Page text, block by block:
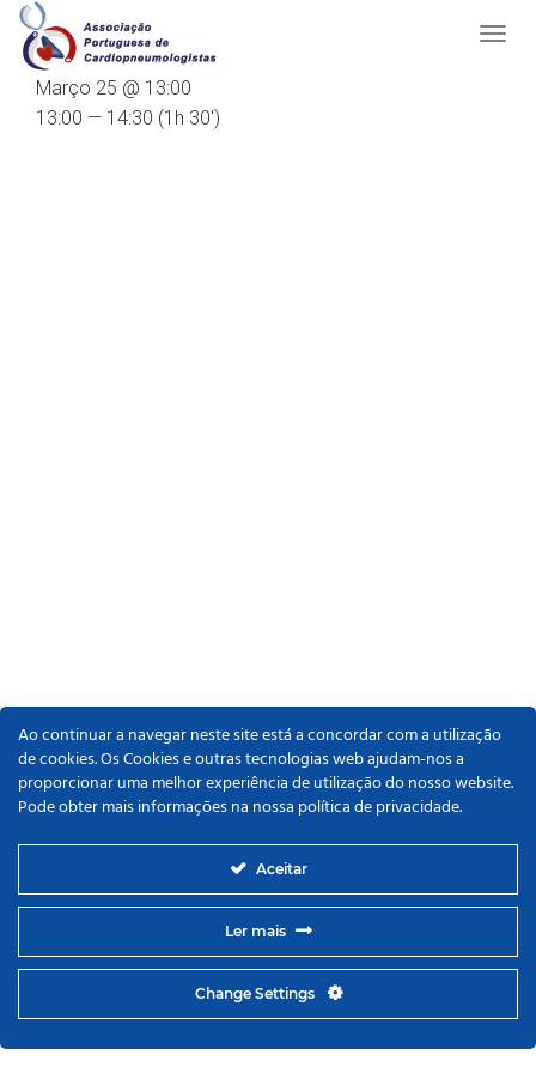
Março 25 @ 13:00
13:00 — 14:30 (1h 30′)
Ao continuar a navegar neste site está a concordar com a utilização
de cookies. Os Cookies e outras tecnologias web ajudam-nos a
proporcionar uma melhor experiência de utilização do nosso website.
Pode obter mais informações na nossa política de privacidade.
Aceitar
Ler mais
Change Settings